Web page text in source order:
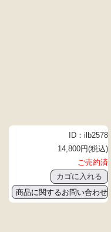
ID：ilb2578
14,800円(税込)
ご売約済
商品に関するお問い合わせ